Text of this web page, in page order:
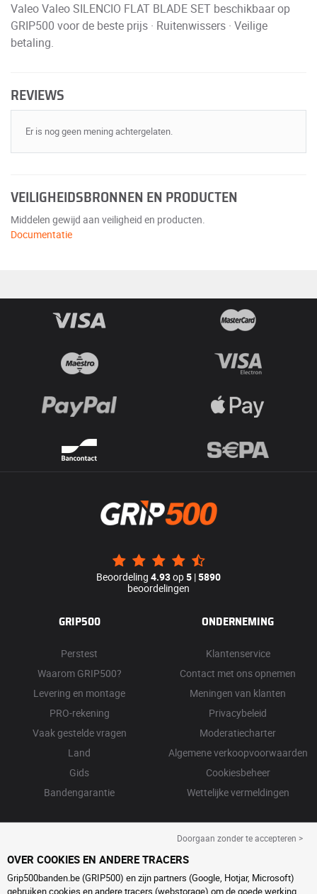
Valeo Valeo SILENCIO FLAT BLADE SET beschikbaar op
GRIP500 voor de beste prijs · Ruitenwissers · Veilige
betaling.
REVIEWS
Er is nog geen mening achtergelaten.
VEILIGHEIDSBRONNEN EN PRODUCTEN
Middelen gewijd aan veiligheid en producten.
Documentatie
Beoordeling 4.93op5 |5890
beoordelingen
GRIP500
Perstest
Waarom GRIP500?
Levering en montage
PRO-rekening
Vaak gestelde vragen
Land
Gids
Bandengarantie
ONDERNEMING
Klantenservice
Contact met ons opnemen
Meningen van klanten
Privacybeleid
Moderatiecharter
Algemene verkoopvoorwaarden
Cookiesbeheer
Wettelijke vermeldingen
Doorgaan zonder te accepteren >
OVER COOKIES EN ANDERE TRACERS
Grip500banden.be (GRIP500) en zijn partners (Google, Hotjar, Microsoft)
gebruiken cookies en andere tracers (webstorage) om de goede werking